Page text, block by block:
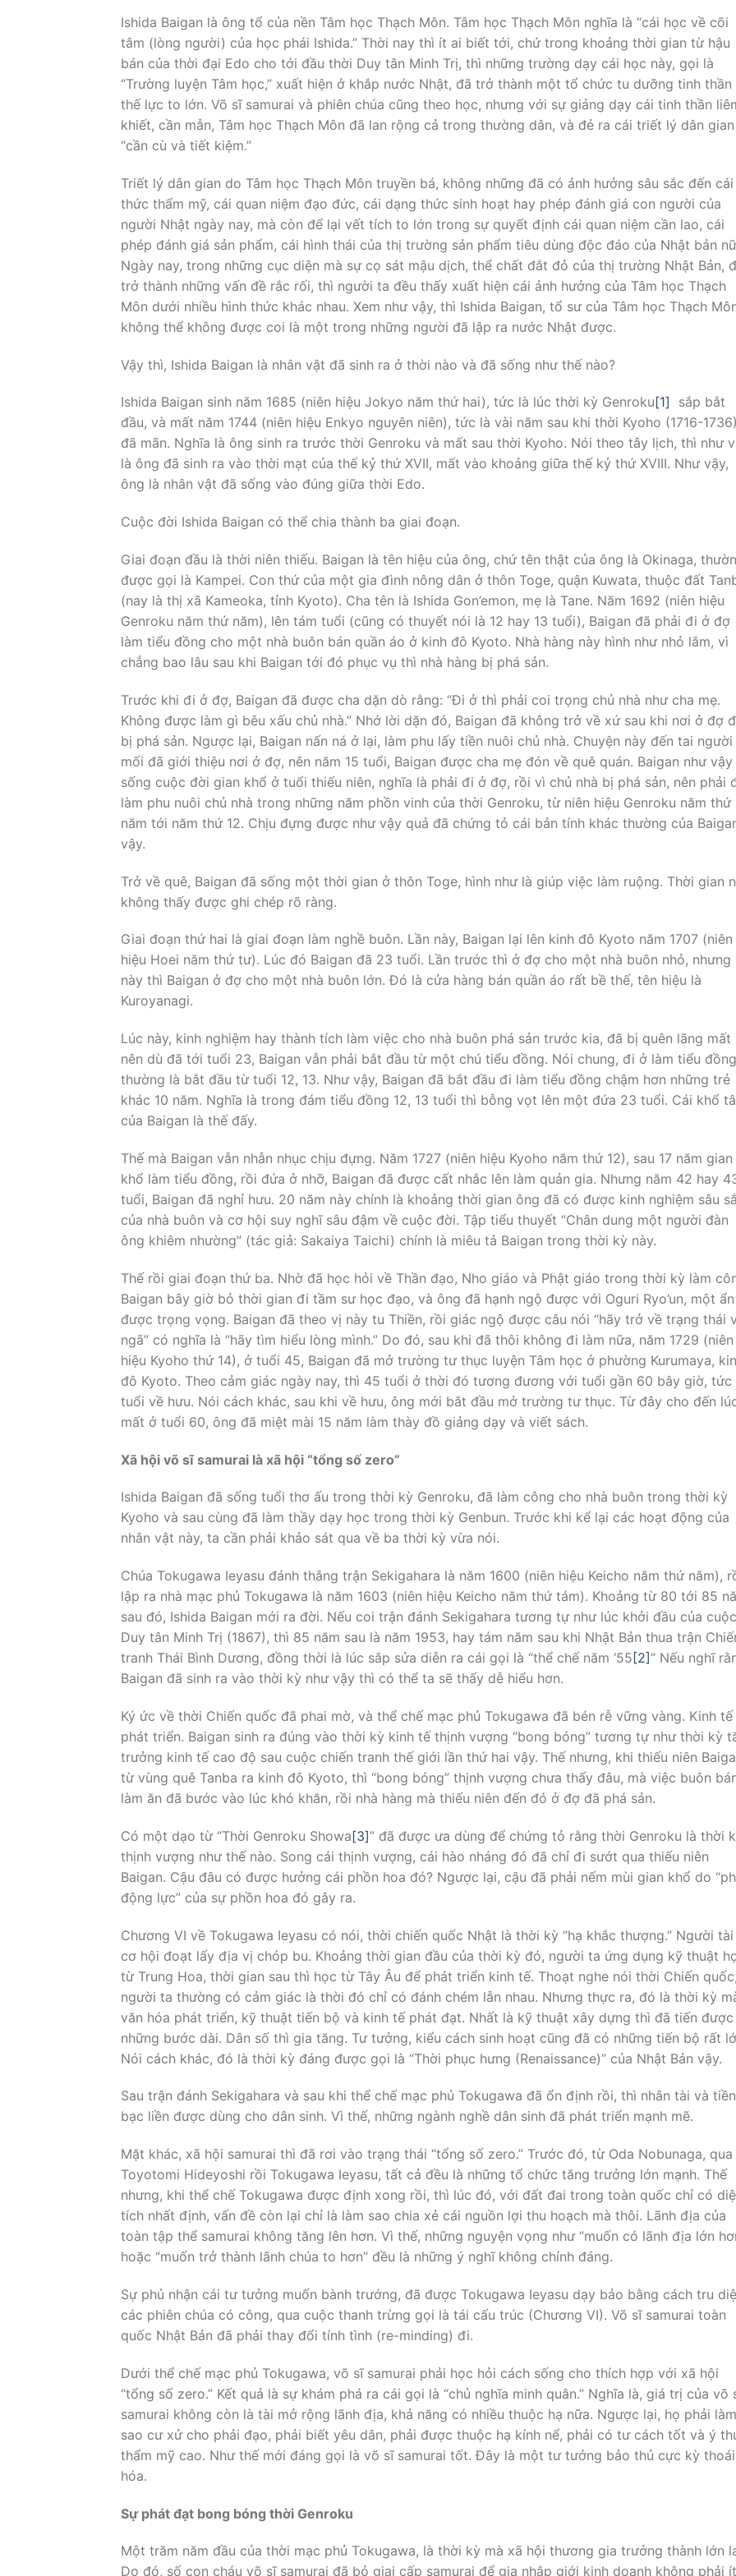
Ishida Baigan là ông tổ của nền Tâm học Thạch Môn. Tâm học Thạch Môn nghĩa là “cái học về cõi
tâm (lòng người) của học phái Ishida.” Thời nay thì ít ai biết tới, chứ trong khoảng thời gian từ hậu
bán của thời đại Edo cho tới đầu thời Duy tân Minh Trị, thì những trường dạy cái học này, gọi là
“Trường luyện Tâm học,” xuất hiện ở khắp nước Nhật, đã trở thành một tổ chức tu dưỡng tinh thần
thế lực to lớn. Võ sĩ samurai và phiên chúa cũng theo học, nhưng với sự giảng dạy cái tinh thần
khiết, cần mẫn, Tâm học Thạch Môn đã lan rộng cả trong thường dân, và đẻ ra cái triết lý dân
“cần cù và tiết kiệm.”
Triết lý dân gian do Tâm học Thạch Môn truyền bá, không những đã có ảnh hưởng sâu sắc đến
thức thẩm mỹ, cái quan niệm đạo đức, cái dạng thức sinh hoạt hay phép đánh giá con người của
người Nhật ngày nay, mà còn để lại vết tích to lớn trong sự quyết định cái quan niệm cần lao, cái
phép đánh giá sản phẩm, cái hình thái của thị trường sản phẩm tiêu dùng độc đáo của Nhật bản
Ngày nay, trong những cục diện mà sự cọ sát mậu dịch, thể chất đắt đỏ của thị trường Nhật Bản,
trở thành những vấn đề rắc rối, thì người ta đều thấy xuất hiện cái ảnh hưởng của Tâm học Thạch
Môn dưới nhiều hình thức khác nhau. Xem như vậy, thì Ishida Baigan, tổ sư của Tâm học Thạch
không thể không được coi là một trong những người đã lập ra nước Nhật được.
Vậy thì, Ishida Baigan là nhân vật đã sinh ra ở thời nào và đã sống như thế nào?
Ishida Baigan sinh năm 1685 (niên hiệu Jokyo năm thứ hai), tức là lúc thời kỳ Genroku[1] sắp bắt
đầu, và mất năm 1744 (niên hiệu Enkyo nguyên niên), tức là vài năm sau khi thời Kyoho (1716-1736)
đã mãn. Nghĩa là ông sinh ra trước thời Genroku và mất sau thời Kyoho. Nói theo tây lịch, thì như
là ông đã sinh ra vào thời mạt của thế kỷ thứ XVII, mất vào khoảng giữa thế kỷ thứ XVIII. Như vậy,
ông là nhân vật đã sống vào đúng giữa thời Edo.
Cuộc đời Ishida Baigan có thể chia thành ba giai đoạn.
Giai đoạn đầu là thời niên thiếu. Baigan là tên hiệu của ông, chứ tên thật của ông là Okinaga,
được gọi là Kampei. Con thứ của một gia đình nông dân ở thôn Toge, quận Kuwata, thuộc đất
(nay là thị xã Kameoka, tỉnh Kyoto). Cha tên là Ishida Gon’emon, mẹ là Tane. Năm 1692 (niên hiệu
Genroku năm thứ năm), lên tám tuổi (cũng có thuyết nói là 12 hay 13 tuổi), Baigan đã phải đi ở đợ
làm tiểu đồng cho một nhà buôn bán quần áo ở kinh đô Kyoto. Nhà hàng này hình như nhỏ lắm, vì
chẳng bao lâu sau khi Baigan tới đó phục vụ thì nhà hàng bị phá sản.
Trước khi đi ở đợ, Baigan đã được cha dặn dò rằng: “Ði ở thì phải coi trọng chủ nhà như cha mẹ.
Không được làm gì bêu xấu chủ nhà.” Nhớ lời dặn đó, Baigan đã không trở về xứ sau khi nơi ở đợ
bị phá sản. Ngược lại, Baigan nấn ná ở lại, làm phu lấy tiền nuôi chủ nhà. Chuyện này đến tai người
mối đã giới thiệu nơi ở đợ, nên năm 15 tuổi, Baigan được cha mẹ đón về quê quán. Baigan như vậy
sống cuộc đời gian khổ ở tuổi thiếu niên, nghĩa là phải đi ở đợ, rồi vì chủ nhà bị phá sản, nên phải
làm phu nuôi chủ nhà trong những năm phồn vinh của thời Genroku, từ niên hiệu Genroku năm thứ
năm tới năm thứ 12. Chịu đựng được như vậy quả đã chứng tỏ cái bản tính khác thường của
vậy.
Trở về quê, Baigan đã sống một thời gian ở thôn Toge, hình như là giúp việc làm ruộng. Thời gian
không thấy được ghi chép rõ ràng.
Giai đoạn thứ hai là giai đoạn làm nghề buôn. Lần này, Baigan lại lên kinh đô Kyoto năm 1707 (niên
hiệu Hoei năm thứ tư). Lúc đó Baigan đã 23 tuổi. Lần trước thì ở đợ cho một nhà buôn nhỏ, nhưng
này thì Baigan ở đợ cho một nhà buôn lớn. Ðó là cửa hàng bán quần áo rất bề thế, tên hiệu là
Kuroyanagi.
Lúc này, kinh nghiệm hay thành tích làm việc cho nhà buôn phá sản trước kia, đã bị quên lãng mất
nên dù đã tới tuổi 23, Baigan vẫn phải bắt đầu từ một chú tiểu đồng. Nói chung, đi ở làm tiểu đồng
thường là bắt đầu từ tuổi 12, 13. Như vậy, Baigan đã bắt đầu đi làm tiểu đồng chậm hơn những trẻ
khác 10 năm. Nghĩa là trong đám tiểu đồng 12, 13 tuổi thì bỗng vọt lên một đứa 23 tuổi. Cái khổ
của Baigan là thế đấy.
Thế mà Baigan vẫn nhẫn nhục chịu đựng. Năm 1727 (niên hiệu Kyoho năm thứ 12), sau 17 năm gian
khổ làm tiểu đồng, rồi đứa ở nhỡ, Baigan đã được cất nhắc lên làm quản gia. Nhưng năm 42 hay
tuổi, Baigan đã nghỉ hưu. 20 năm này chính là khoảng thời gian ông đã có được kinh nghiệm sâu
của nhà buôn và cơ hội suy nghĩ sâu đậm về cuộc đời. Tập tiểu thuyết “Chân dung một người đàn
ông khiêm nhường” (tác giả: Sakaiya Taichi) chính là miêu tả Baigan trong thời kỳ này.
Thế rồi giai đoạn thứ ba. Nhờ đã học hỏi về Thần đạo, Nho giáo và Phật giáo trong thời kỳ làm
Baigan bây giờ bỏ thời gian đi tầm sư học đạo, và ông đã hạnh ngộ được với Oguri Ryo’un, một
được trọng vọng. Baigan đã theo vị này tu Thiền, rồi giác ngộ được câu nói “hãy trở về trạng thái
ngã” có nghĩa là “hãy tìm hiểu lòng mình.” Do đó, sau khi đã thôi không đi làm nữa, năm 1729 (niên
hiệu Kyoho thứ 14), ở tuổi 45, Baigan đã mở trường tư thục luyện Tâm học ở phường Kurumaya,
đô Kyoto. Theo cảm giác ngày nay, thì 45 tuổi ở thời đó tương đương với tuổi gần 60 bây giờ, tức
tuổi về hưu. Nói cách khác, sau khi về hưu, ông mới bắt đầu mở trường tư thục. Từ đây cho đến
mất ở tuổi 60, ông đã miệt mài 15 năm làm thày đồ giảng dạy và viết sách.
Xã hội võ sĩ samurai là xã hội “tổng số zero”
Ishida Baigan đã sống tuổi thơ ấu trong thời kỳ Genroku, đã làm công cho nhà buôn trong thời kỳ
Kyoho và sau cùng đã làm thầy dạy học trong thời kỳ Genbun. Trước khi kể lại các hoạt động của
nhân vật này, ta cần phải khảo sát qua về ba thời kỳ vừa nói.
Chúa Tokugawa Ieyasu đánh thắng trận Sekigahara là năm 1600 (niên hiệu Keicho năm thứ năm),
lập ra nhà mạc phủ Tokugawa là năm 1603 (niên hiệu Keicho năm thứ tám). Khoảng từ 80 tới 85
sau đó, Ishida Baigan mới ra đời. Nếu coi trận đánh Sekigahara tương tự như lúc khởi đầu của cuộc
Duy tân Minh Trị (1867), thì 85 năm sau là năm 1953, hay tám năm sau khi Nhật Bản thua trận
tranh Thái Bình Dương, đồng thời là lúc sắp sửa diễn ra cái gọi là “thể chế năm ‘55 [2]” Nếu nghĩ
Baigan đã sinh ra vào thời kỳ như vậy thì có thể ta sẽ thấy dễ hiểu hơn.
Ký ức về thời Chiến quốc đã phai mờ, và thể chế mạc phủ Tokugawa đã bén rễ vững vàng. Kinh tế
phát triển. Baigan sinh ra đúng vào thời kỳ kinh tế thịnh vượng “bong bóng” tương tự như thời kỳ
trưởng kinh tế cao độ sau cuộc chiến tranh thế giới lần thứ hai vậy. Thế nhưng, khi thiếu niên
từ vùng quê Tanba ra kinh đô Kyoto, thì “bong bóng” thịnh vượng chưa thấy đâu, mà việc buôn
làm ăn đã bước vào lúc khó khăn, rồi nhà hàng mà thiếu niên đến đó ở đợ đã phá sản.
Có một dạo từ “Thời Genroku Showa[3]” đã được ưa dùng để chứng tỏ rằng thời Genroku là thời
thịnh vượng như thế nào. Song cái thịnh vượng, cái hào nháng đó đã chỉ đi sướt qua thiếu niên
Baigan. Cậu đâu có được hưởng cái phồn hoa đó? Ngược lại, cậu đã phải nếm mùi gian khổ do
động lực” của sự phồn hoa đó gây ra.
Chương VI về Tokugawa Ieyasu có nói, thời chiến quốc Nhật là thời kỳ “hạ khắc thượng.” Người
cơ hội đoạt lấy địa vị chóp bu. Khoảng thời gian đầu của thời kỳ đó, người ta ứng dụng kỹ thuật
từ Trung Hoa, thời gian sau thì học từ Tây Âu để phát triển kinh tế. Thoạt nghe nói thời Chiến quốc,
người ta thường có cảm giác là thời đó chỉ có đánh chém lẫn nhau. Nhưng thực ra, đó là thời kỳ
văn hóa phát triển, kỹ thuật tiến bộ và kinh tế phát đạt. Nhất là kỹ thuật xây dựng thì đã tiến được
những bước dài. Dân số thì gia tăng. Tư tưởng, kiểu cách sinh hoạt cũng đã có những tiến bộ rất
Nói cách khác, đó là thời kỳ đáng được gọi là “Thời phục hưng (Renaissance)” của Nhật Bản vậy.
Sau trận đánh Sekigahara và sau khi thể chế mạc phủ Tokugawa đã ổn định rồi, thì nhân tài và tiền
bạc liền được dùng cho dân sinh. Vì thế, những ngành nghề dân sinh đã phát triển mạnh mẽ.
Mặt khác, xã hội samurai thì đã rơi vào trạng thái “tổng số zero.” Trước đó, từ Oda Nobunaga, qua
Toyotomi Hideyoshi rồi Tokugawa Ieyasu, tất cả đều là những tổ chức tăng trưởng lớn mạnh. Thế
nhưng, khi thể chế Tokugawa được định xong rồi, thì lúc đó, với đất đai trong toàn quốc chỉ có
tích nhất định, vấn đề còn lại chỉ là làm sao chia xẻ cái nguồn lợi thu hoạch mà thôi. Lãnh địa của
toàn tập thể samurai không tăng lên hơn. Vì thế, những nguyện vọng như “muốn có lãnh địa lớn
hoặc “muốn trở thành lãnh chúa to hơn” đều là những ý nghĩ không chính đáng.
Sự phủ nhận cái tư tưởng muốn bành trướng, đã được Tokugawa Ieyasu dạy bảo bằng cách tru
các phiên chúa có công, qua cuộc thanh trừng gọi là tái cấu trúc (Chương VI). Võ sĩ samurai toàn
quốc Nhật Bản đã phải thay đổi tính tình (re-minding) đi.
Dưới thể chế mạc phủ Tokugawa, võ sĩ samurai phải học hỏi cách sống cho thích hợp với xã hội
“tổng số zero.” Kết quả là sự khám phá ra cái gọi là “chủ nghĩa minh quân.” Nghĩa là, giá trị của võ
samurai không còn là tài mở rộng lãnh địa, khả năng có nhiều thuộc hạ nữa. Ngược lại, họ phải làm
sao cư xử cho phải đạo, phải biết yêu dân, phải được thuộc hạ kính nể, phải có tư cách tốt và ý
thẩm mỹ cao. Như thế mới đáng gọi là võ sĩ samurai tốt. Ðây là một tư tưởng bảo thủ cực kỳ thoái
hóa.
Sự phát đạt bong bóng thời Genroku
Một trăm năm đầu của thời mạc phủ Tokugawa, là thời kỳ mà xã hội thương gia trưởng thành lớn
Do đó, số con cháu võ sĩ samurai đã bỏ giai cấp samurai để gia nhập giới kinh doanh không phải